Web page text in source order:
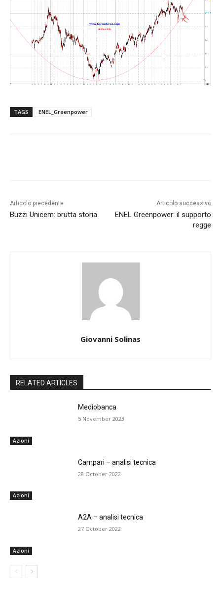
TAGS ENEL_Greenpower
Articolo precedente
Buzzi Unicem: brutta storia
Articolo successivo
ENEL Greenpower: il supporto
regge
Giovanni Solinas
RELATED ARTICLES
Azioni
Mediobanca
5 November 2023
Azioni
Campari – analisi tecnica
28 October 2022
Azioni
A2A – analisi tecnica
27 October 2022